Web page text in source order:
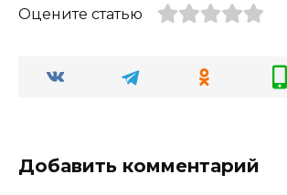
Оцените статью
Добавить комментарий